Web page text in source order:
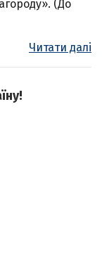
(До
Читати далі